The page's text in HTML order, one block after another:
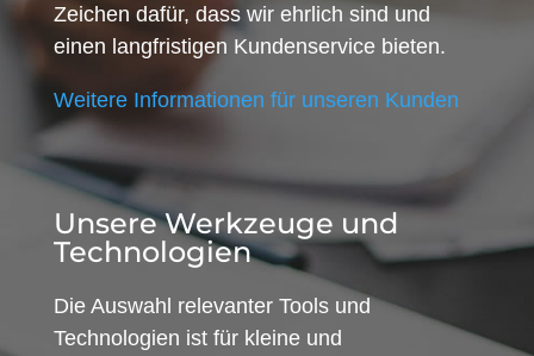
Zeichen dafür, dass wir ehrlich sind und
einen langfristigen Kundenservice bieten.
Weitere Informationen für unseren Kunden
Unsere Werkzeuge und
Technologien
Die Auswahl relevanter Tools und
Technologien ist für kleine und